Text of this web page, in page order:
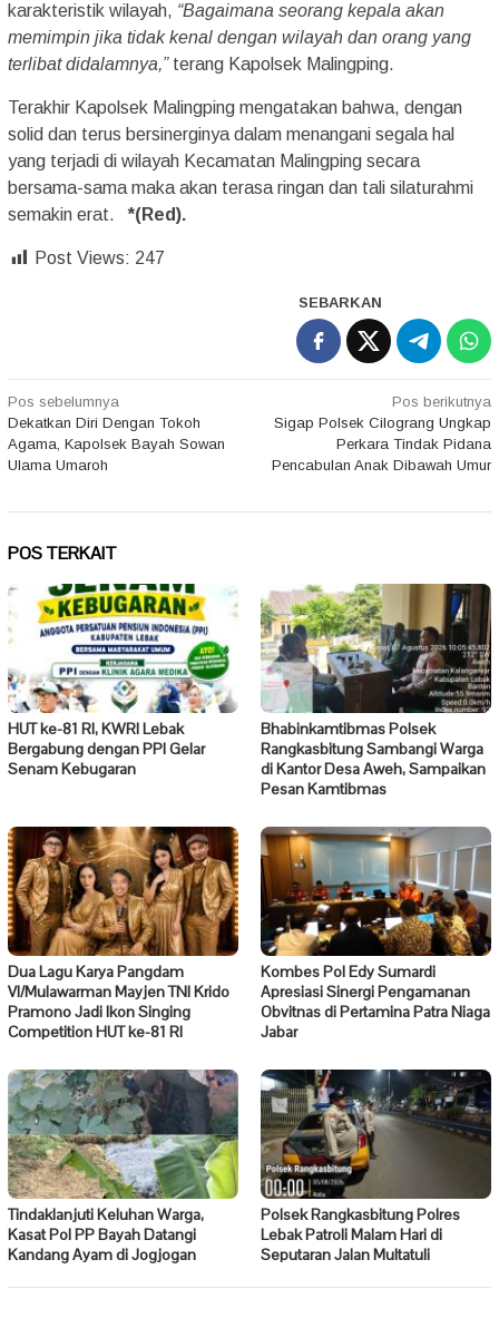
karakteristik wilayah, “Bagaimana seorang kepala akan
memimpin jika tidak kenal dengan wilayah dan orang yang
terlibat didalamnya,”terang Kapolsek Malingping.
Terakhir Kapolsek Malingping mengatakan bahwa, dengan
solid dan terus bersinerginya dalam menangani segala hal
yang terjadi di wilayah Kecamatan Malingping secara
bersama-sama maka akan terasa ringan dan tali silaturahmi
semakin erat.*(Red).
Post Views: 247
SEBARKAN
Navigasi
pos
Pos sebelumnya
Dekatkan Diri Dengan Tokoh
Agama, Kapolsek Bayah Sowan
Ulama Umaroh
Pos berikutnya
Sigap Polsek Cilograng Ungkap
Perkara Tindak Pidana
Pencabulan Anak Dibawah Umur
POS TERKAIT
HUT ke-81 RI, KWRI Lebak
Bergabung dengan PPI Gelar
Senam Kebugaran
Bhabinkamtibmas Polsek
Rangkasbitung Sambangi Warga
di Kantor Desa Aweh, Sampaikan
Pesan Kamtibmas
Dua Lagu Karya Pangdam
VI/Mulawarman Mayjen TNI Krido
Pramono Jadi Ikon Singing
Competition HUT ke-81 RI
Kombes Pol Edy Sumardi
Apresiasi Sinergi Pengamanan
Obvitnas di Pertamina Patra Niaga
Jabar
Tindaklanjuti Keluhan Warga,
Kasat Pol PP Bayah Datangi
Kandang Ayam di Jogjogan
Polsek Rangkasbitung Polres
Lebak Patroli Malam Hari di
Seputaran Jalan Multatuli